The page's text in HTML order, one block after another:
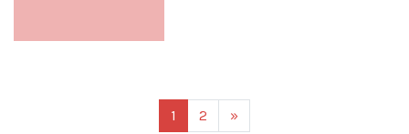
1 2 »